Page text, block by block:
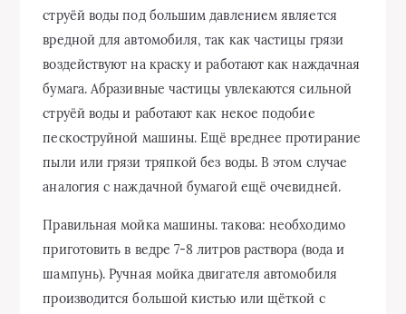
струёй воды под большим давлением является
вредной для автомобиля, так как частицы грязи
воздействуют на краску и работают как наждачная
бумага. Абразивные частицы увлекаются сильной
струёй воды и работают как некое подобие
пескоструйной машины. Ещё вреднее протирание
пыли или грязи тряпкой без воды. В этом случае
аналогия с наждачной бумагой ещё очевидней.
Правильная мойка машины. такова: необходимо
приготовить в ведре 7-8 литров раствора (вода и
шампунь). Ручная мойка двигателя автомобиля
производится большой кистью или щёткой с